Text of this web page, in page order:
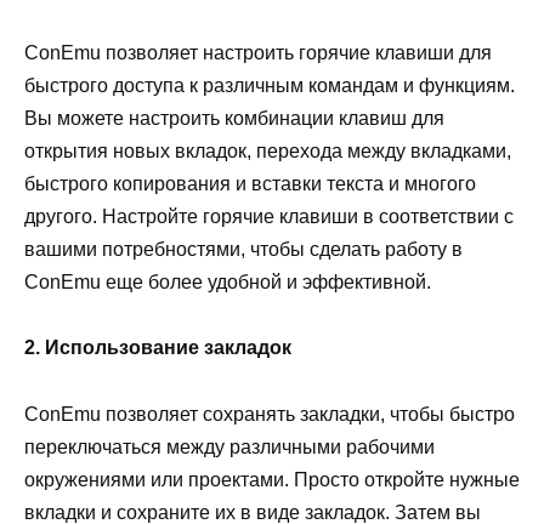
ConEmu позволяет настроить горячие клавиши для
быстрого доступа к различным командам и функциям.
Вы можете настроить комбинации клавиш для
открытия новых вкладок, перехода между вкладками,
быстрого копирования и вставки текста и многого
другого. Настройте горячие клавиши в соответствии с
вашими потребностями, чтобы сделать работу в
ConEmu еще более удобной и эффективной.
2. Использование закладок
ConEmu позволяет сохранять закладки, чтобы быстро
переключаться между различными рабочими
окружениями или проектами. Просто откройте нужные
вкладки и сохраните их в виде закладок. Затем вы